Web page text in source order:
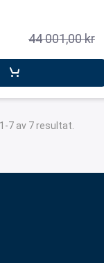
44 001,00 kr
7 av 7 resultat.